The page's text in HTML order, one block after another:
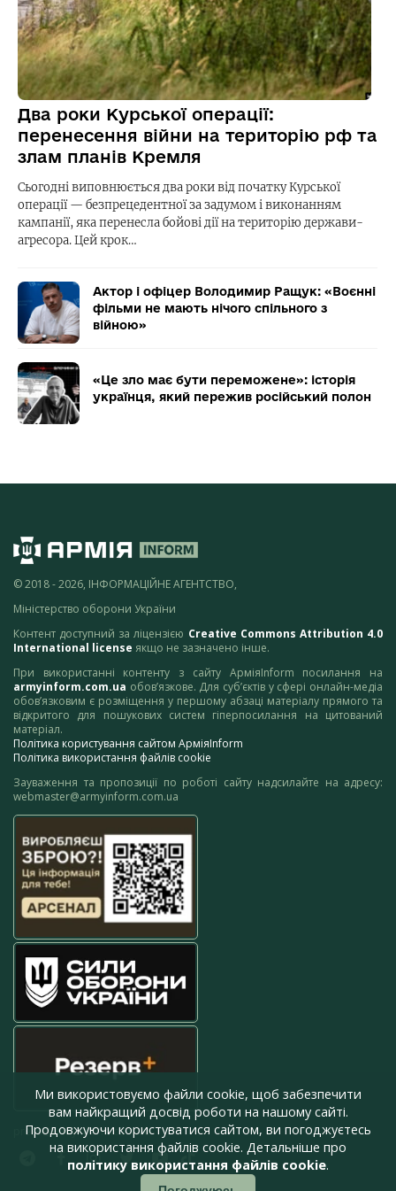
Два роки Курської операції:
перенесення війни на територію рф та
злам планів Кремля
Сьогодні виповнюється два роки від початку Курської
операції — безпрецедентної за задумом і виконанням
кампанії, яка перенесла бойові дії на територію держави-
агресора. Цей крок…
Актор і офіцер Володимир Ращук: «Воєнні
фільми не мають нічого спільного з
війною»
«Це зло має бути переможене»: історія
українця, який пережив російський полон
© 2018 - 2026, ІНФОРМАЦІЙНЕ АГЕНТСТВО,
Міністерство оборони України
Контент доступний за ліцензією Creative Commons Attribution 4.0
International license якщо не зазначено інше.
При використанні контенту з сайту АрміяInform посилання на
armyinform.com.ua обов’язкове. Для суб’єктів у сфері онлайн-медіа
обов’язковим є розміщення у першому абзаці матеріалу прямого та
відкритого для пошукових систем гіперпосилання на цитований
матеріал.
Політика користування сайтом АрміяInform
Політика використання файлів cookie
Зауваження та пропозиції по роботі сайту надсилайте на адресу:
webmaster@armyinform.com.ua
press@armyinform.com.ua
Ми використовуємо файли cookie, щоб забезпечити
вам найкращий досвід роботи на нашому сайті.
Продовжуючи користуватися сайтом, ви погоджуєтесь
на використання файлів cookie. Детальніше про
політику використання файлів cookie.